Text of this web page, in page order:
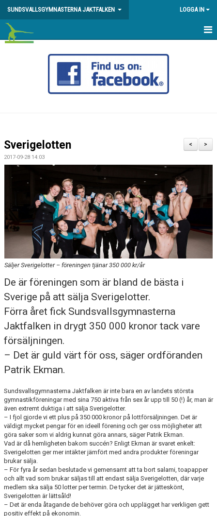
SUNDSVALLSGYMNASTERNA JAKTFALKEN LOGGA IN
DIREKTANMÄLAN/INTRESSEANMÄLAN
SPONSRING & STÖDMEDLEM
DIGITAL SKADEANMÄLAN
ENERGIBRIST OCH ÄTSTÖRNING
GDPR
ANDT-POLICY
NYHETER
>
<
Sverigelotten
2017-09-28 14:03
Säljer Sverigelotter – föreningen tjänar 350 000 kr/år
De är föreningen som är bland de bästa i
Sverige på att sälja Sverigelotter.
Förra året fick Sundsvallsgymnasterna
Jaktfalken in drygt 350 000 kronor tack vare
försäljningen.
– Det är guld värt för oss, säger ordföranden
Patrik Ekman.
Sundsvallsgymnasterna Jaktfalken är inte bara en av landets största
gymnastikföreningar med sina 750 aktiva från sex år upp till 50 (!) år, man är
även extremt duktiga i att sälja Sverigelotter.
– I fjol gjorde vi ett plus på 350 000 kronor på lottförsäljningen. Det är
väldigt mycket pengar för en ideell förening och ger oss möjligheter att
göra saker som vi aldrig kunnat göra annars, säger Patrik Ekman.
Vad är då hemligheten bakom succén? Enligt Ekman är svaret enkelt:
Sverigelotten ger mer intäkter jämfört med andra produkter föreningar
brukar sälja.
– För fyra år sedan beslutade vi gemensamt att ta bort salami, toapapper
och allt vad som brukar säljas till att endast sälja Sverigelotten, där varje
medlem ska sälja 50 lotter per termin. De tycker det är jätteskönt,
Sverigelotten är lättsåld!
– Det är enda åtagande de behöver göra och upplägget har verkligen gett
positiv effekt på ekonomin.